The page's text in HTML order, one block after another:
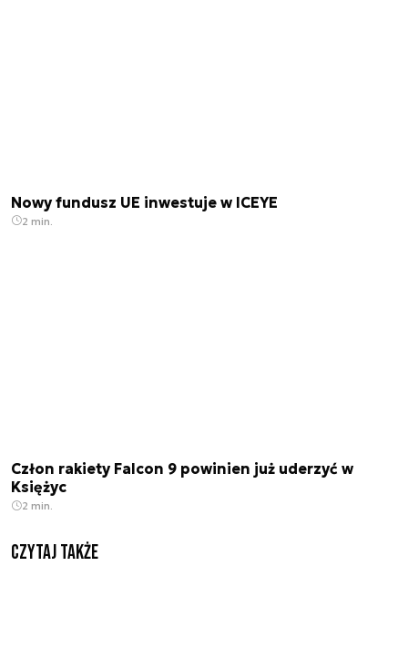
Nowy fundusz UE inwestuje w ICEYE
2 min.
Człon rakiety Falcon 9 powinien już uderzyć w
Księżyc
2 min.
Czytaj także